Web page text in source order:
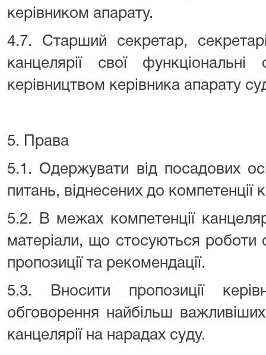
керівником апарату.
4.7. Старший секретар,
канцелярії свої
керівництвом керівника апарату
5. Права
5.1. Одержувати від посадових
питань, віднесених до компетенції
5.2. В межах компетенції
матеріали, що стосуються роботи
пропозиції та рекомендації.
5.3. Вносити пропозиції
обговорення найбільш важливіших
канцелярії на нарадах суду.